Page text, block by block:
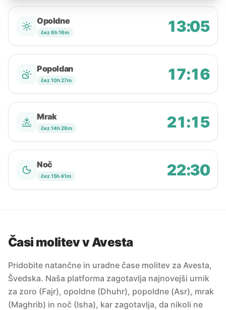
Opoldne
čez 6h 16m 13:05
Popoldan
čez 10h 27m 17:16
Mrak
čez 14h 26m 21:15
Noč
čez 15h 41m 22:30
Časi molitev v Avesta
Pridobite natančne in uradne čase molitev za Avesta,
Švedska. Naša platforma zagotavlja najnovejši urnik
za zoro (Fajr), opoldne (Dhuhr), popoldne (Asr), mrak
(Maghrib) in noč (Isha), kar zagotavlja, da nikoli ne